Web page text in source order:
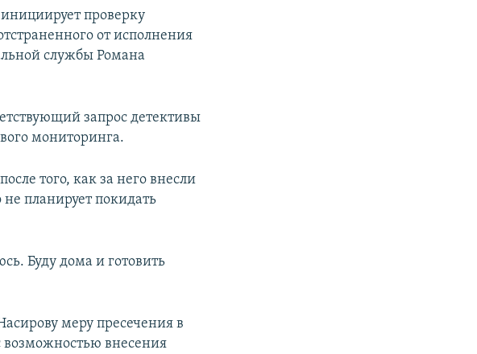
проверку
от исполнения
службы Романа
запрос детективы
мониторинга.
того, как за него внесли
планирует покидать
Буду дома и готовить
меру пресечения в
возможностью внесения